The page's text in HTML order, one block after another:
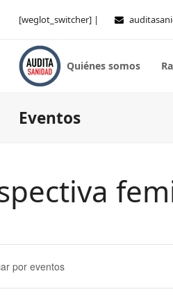
[weglot_switcher] |
Quiénes somos
Eventos